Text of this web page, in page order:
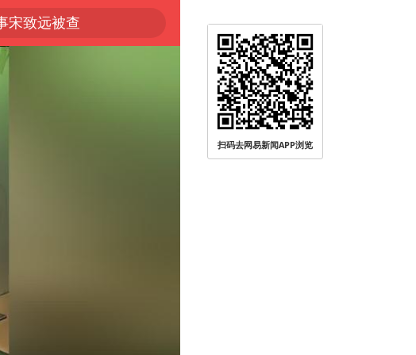
宋致远被查
扫码去网易新闻APP浏览